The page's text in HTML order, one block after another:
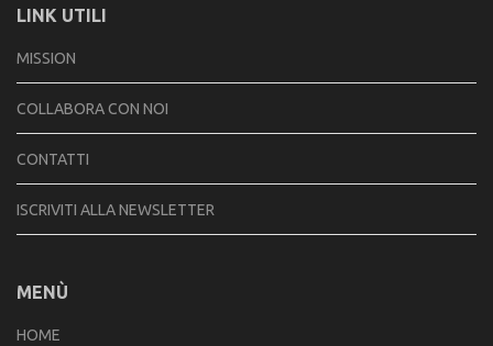
LINK UTILI
MISSION
COLLABORA CON NOI
CONTATTI
ISCRIVITI ALLA NEWSLETTER
MENÙ
HOME